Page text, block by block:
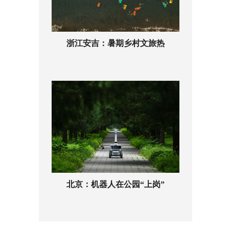
浙江安吉：暑期乡村文旅热
北京：机器人在公园“上岗”